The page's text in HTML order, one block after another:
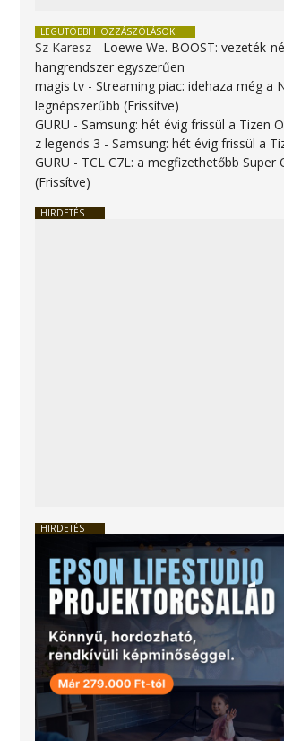
LEGUTÓBBI HOZZÁSZÓLÁSOK
Sz Karesz - Loewe We. BOOST: vezeték-
hangrendszer egyszerűen
magis tv -Streaming piac: idehaza még a
legnépszerűbb (Frissítve)
GURU -Samsung: hét évig frissül a Tizen
z legends 3 -Samsung: hét évig frissül a
GURU - TCL C7L: a megfizethetőbb Super
(Frissítve)
HIRDETÉS
HIRDETÉS